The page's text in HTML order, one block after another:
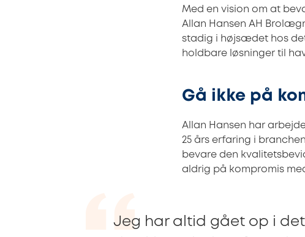
Med en vision om at
Allan Hansen AH
stadig i højsædet hos
holdbare løsninger til
Gå ikke på
Allan Hansen har
25 års erfaring i
bevare den
aldrig på kompromis
Jeg har altid gået op i